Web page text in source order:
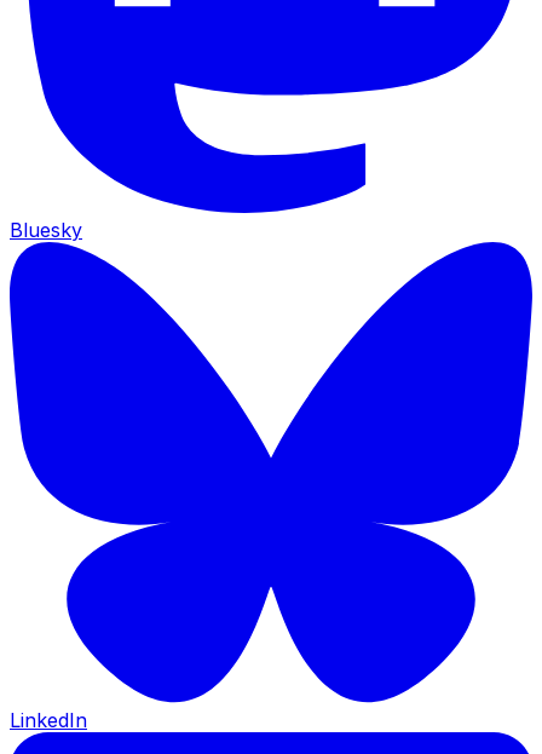
Bluesky
LinkedIn